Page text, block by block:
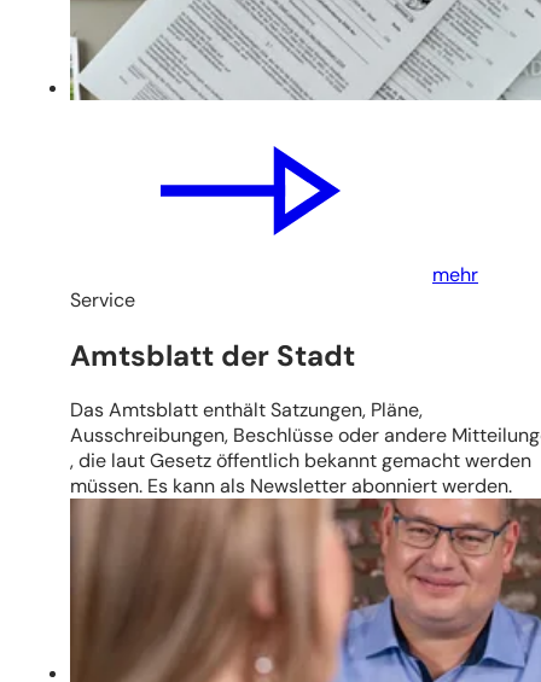
mehr
Service
Amtsblatt der Stadt
Das Amtsblatt enthält Satzungen, Pläne,
Ausschreibungen, Beschlüsse oder andere
, die laut Gesetz öffentlich bekannt gemacht werden
müssen. Es kann als Newsletter abonniert werden.